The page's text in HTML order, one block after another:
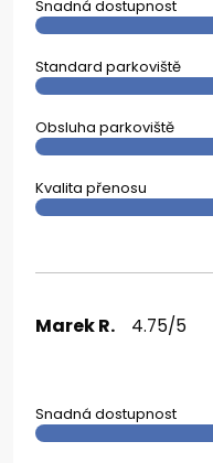
Snadná dostupnost
Standard parkoviště
Obsluha parkoviště
Kvalita přenosu
Marek R. 4.75/5
Snadná dostupnost